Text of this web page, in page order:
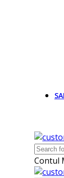
Contul